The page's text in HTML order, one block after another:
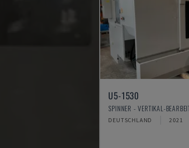
U5-1530
SPINNER - VERTIKAL-
DEUTSCHLAND 2021